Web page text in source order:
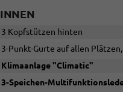
INNEN
3 Kopfstützen hinten
3-Punkt-Gurte auf allen
Klimaanlage "Climatic"
3-Speichen-